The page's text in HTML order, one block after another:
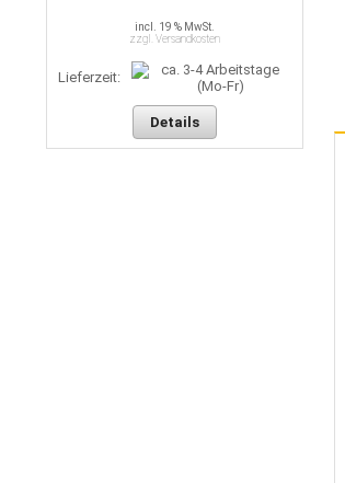
incl. 19 % MwSt.
zzgl. Versandkosten
Lieferzeit:
Details